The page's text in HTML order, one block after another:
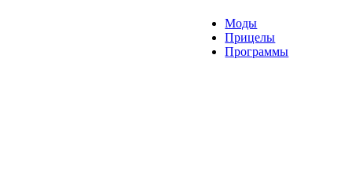
Моды
Прицелы
Программы